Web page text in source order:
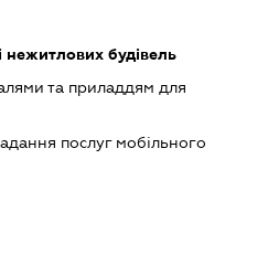
нежитлових будівель
та приладдям для
послуг мобільного